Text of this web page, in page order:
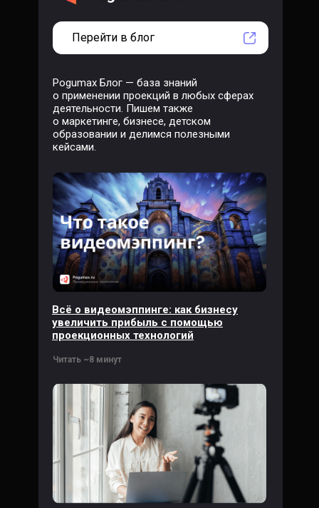
Pogumax Блог — база знаний
о применении проекций в любых сферах
деятельности. Пишем также
о маркетинге, бизнесе, детском
образовании и делимся полезными
кейсами.
Перейти в блог
Всё о видеомэппинге: как бизнесу
увеличить прибыль с помощью
проекционных технологий
Читать ~8 минут